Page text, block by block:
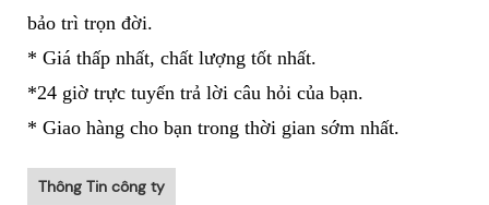
bảo trì trọn đời.
* Giá thấp nhất, chất lượng tốt nhất.
*24 giờ trực tuyến trả lời câu hỏi của bạn.
* Giao hàng cho bạn trong thời gian sớm nhất.
Thông Tin công ty